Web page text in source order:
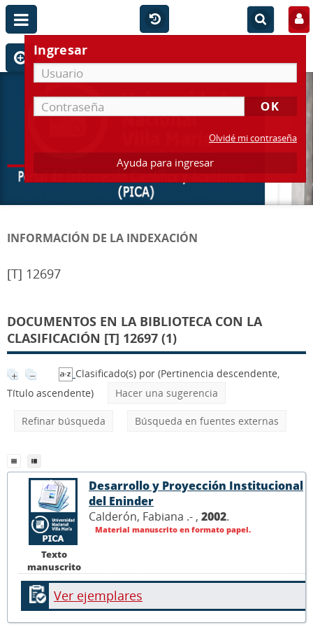
Ingresar
Olvidé mi contraseña
Ayuda para ingresar
INFORMACIÓN DE LA INDEXACIÓN
[T] 12697
DOCUMENTOS EN LA BIBLIOTECA CON LA
CLASIFICACIÓN [T] 12697 (1)
Clasificado(s) por (Pertinencia descendente,
Título ascendente)
Hacer una sugerencia
Refinar búsqueda Búsqueda en fuentes externas
Texto
manuscrito
Desarrollo y Proyección Institucional
del Eninder
Calderón, Fabiana .- , 2002.
Material manuscrito en formato papel.
Ver ejemplares